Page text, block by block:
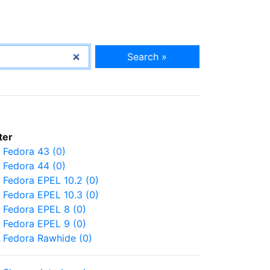
Search »
Fedora 43 (0)
Fedora 44 (0)
Fedora EPEL 10.2 (0)
Fedora EPEL 10.3 (0)
Fedora EPEL 8 (0)
Fedora EPEL 9 (0)
Fedora Rawhide (0)